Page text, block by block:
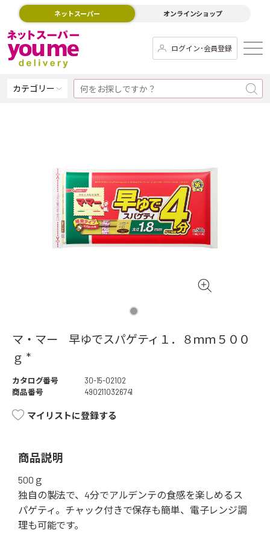
ネットスーパー オンラインショップ
ログイン･会員登録
カテゴリー
マ・マー 早ゆでスパゲティ１．８ｍｍ５００
ｇ *
カタログ番号
30-15-02102
商品番号
4902110326741
マイリストに登録する
商品説明
500ｇ
独自の製法で、4分でアルデンテの食感を楽しめるス
パゲティ。チャック付きで保存も簡単、電子レンジ調
理も可能です。